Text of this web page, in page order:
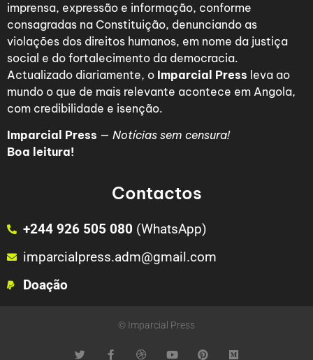
imprensa, expressão e informação, conforme
consagradas na Constituição, denunciando as
violações dos direitos humanos, em nome da justiça
social e do fortalecimento da democracia.
Actualizado diariamente, o Imparcial Press leva ao
mundo o que de mais relevante acontece em Angola,
com credibilidade e isenção.
Imparcial Press — Notícias sem censura!
Boa leitura!
Contactos
+244 926 505 080 (WhatsApp)
imparcialpress.adm@gmail.com
Doação
© Imparcial Press